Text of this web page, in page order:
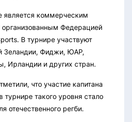
является коммерческим
организованным Федерацией
В турнире участвуют
Зеландии, Фиджи, ЮАР,
Ирландии и других стран.
что участие капитана
турнире такого уровня стало
отечественного регби.